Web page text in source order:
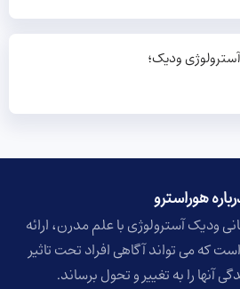
ودیک؛
هوراسترو​
ودیک آسترولوژی با علم مدرن، ارائه
که می تواند آگاهی افراد تحت تاثیر
آنها را به تغییر و تحول برساند.